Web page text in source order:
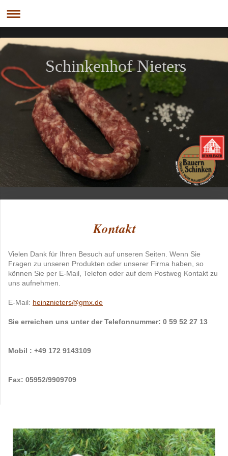
Schinkenhof Nieters
Kontakt
Vielen Dank für Ihren Besuch auf unseren Seiten. Wenn Sie
Fragen zu unseren Produkten oder unserer Firma haben, so
können Sie per E-Mail, Telefon oder auf dem Postweg Kontakt zu
uns aufnehmen.
E-Mail: heinznieters@gmx.de
Sie erreichen uns unter der Telefonnummer: 0 59 52 27 13
Mobil : +49 172 9143109
Fax: 05952/9909709